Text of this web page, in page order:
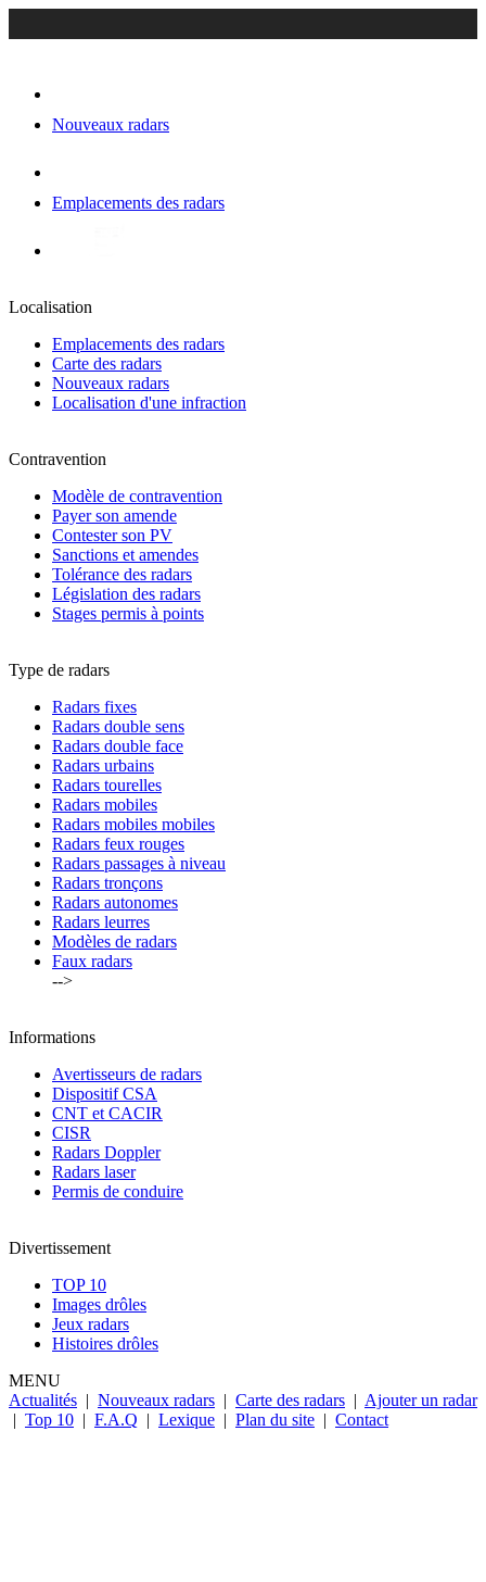
Nouveaux radars
Emplacements des radars
Localisation
Emplacements des radars
Carte des radars
Nouveaux radars
Localisation d'une infraction
Contravention
Modèle de contravention
Payer son amende
Contester son PV
Sanctions et amendes
Tolérance des radars
Législation des radars
Stages permis à points
Type de radars
Radars fixes
Radars double sens
Radars double face
Radars urbains
Radars tourelles
Radars mobiles
Radars mobiles mobiles
Radars feux rouges
Radars passages à niveau
Radars tronçons
Radars autonomes
Radars leurres
Modèles de radars
Faux radars
-->
Informations
Avertisseurs de radars
Dispositif CSA
CNT et CACIR
CISR
Radars Doppler
Radars laser
Permis de conduire
Divertissement
TOP 10
Images drôles
Jeux radars
Histoires drôles
MENU
Actualités | Nouveaux radars | Carte des radars | Ajouter un radar
| Top 10 | F.A.Q | Lexique | Plan du site | Contact